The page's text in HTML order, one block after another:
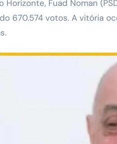
Horizonte, Fuad Noman
670.574 votos. A vitória